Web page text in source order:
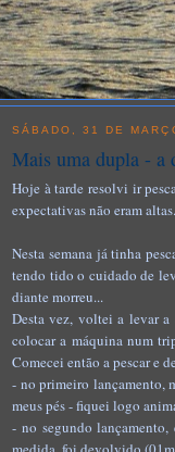
SÁBADO, 31 DE
Mais uma dupla - a
Hoje à tarde resolvi ir
expectativas não eram altas.
Nesta semana já tinha
tendo tido o cuidado de
diante morreu...
Desta vez, voltei a levar a
colocar a máquina num
Comecei então a pescar e
- no primeiro lançamento,
meus pés - fiquei logo
- no segundo